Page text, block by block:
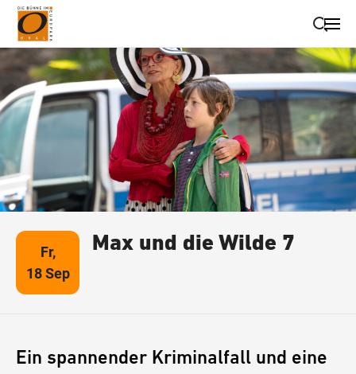
Suche schließen
Wegbeschreibung erhalten
Fr,
18 Sep
Max und die Wilde 7
Ein spannender Kriminalfall und eine